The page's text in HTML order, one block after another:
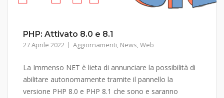
PHP: Attivato 8.0 e 8.1
27 Aprile 2022 Aggiornamenti, News,Web
La Immenso NET è lieta di annunciare la possibilità di
abilitare autonomamente tramite il pannello la
versione PHP 8.0 e PHP 8.1 che sono e saranno